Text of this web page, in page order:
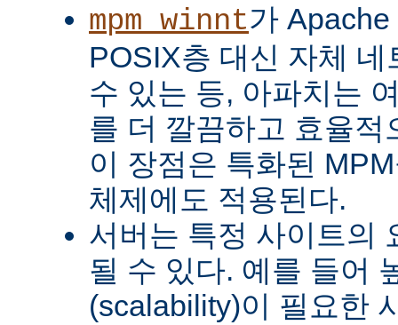
mpm_winnt가
POSIX층 대신 자체
수 있는 등, 아파치는
를 더 깔끔하고 효율적
이 장점은 특화된
체제에도 적용된다.
서버는 특정 사이트의
될 수 있다. 예를 들어
(scalability)이 필요한